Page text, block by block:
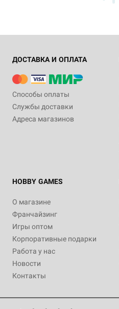
ДОСТАВКА И ОПЛАТА
Способы оплаты
Службы доставки
Адреса магазинов
HOBBY GAMES
О магазине
Франчайзинг
Игры оптом
Корпоративные подарки
Работа у нас
Новости
Контакты